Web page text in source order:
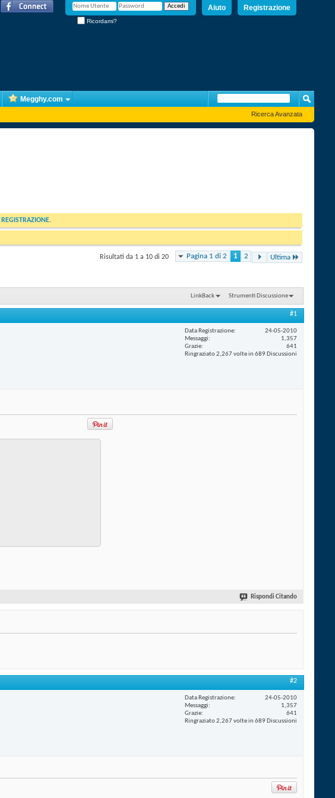
Registrazione
Aiuto
Ricordami?
Megghy.com
Ricerca Avanzata
REGISTRAZIONE.
Pagina 1 di 2 1 2 Ultima
Risultati da 1 a 10 di 20
LinkBack Strumenti Discussione
#1
Data Registrazione
24-05-2010
Messaggi
1,357
Grazie
641
Ringraziato 2,267 volte in 689 Discussioni
Rispondi Citando
#2
Data Registrazione
24-05-2010
Messaggi
1,357
Grazie
641
Ringraziato 2,267 volte in 689 Discussioni